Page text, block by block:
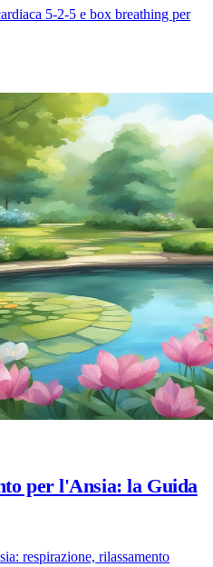
5-2-5 e box breathing per
per l'Ansia: la Guida
respirazione, rilassamento